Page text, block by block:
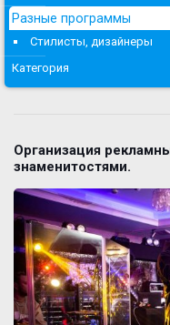
Разные программы
Стилисты, дизайнеры
Категория
Организация
знаменитостями.